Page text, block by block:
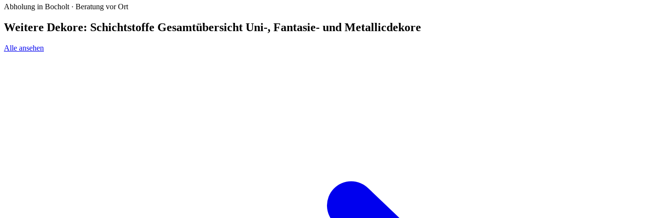
Abholung in Bocholt · Beratung vor Ort
Weitere Dekore: Schichtstoffe Gesamtübersicht Uni-, Fantasie- und Metallicdekore
Alle ansehen